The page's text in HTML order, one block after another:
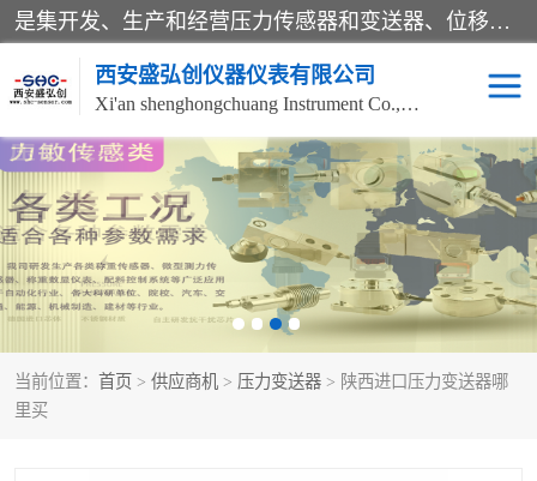
是集开发、生产和经营压力传感器和变送器、位移传感器和变送器、流量传感器和变送器、称重传感器和变送器、测力传感器和变送器、温湿度传感器和变送器、扭矩传感器、智能数显控制仪表等产品的化高新技术企业。
西安盛弘创仪器仪表有限公司
Xi'an shenghongchuang Instrument Co., Ltd
当前位置： 首页 > 供应商机 > 压力变送器 > 陕西进口压力变送器哪
里买
称重传感器 超声波流量计
压力变送器 通用型压力变送器
液位变送器 流量计
位移传感器 差压变送器